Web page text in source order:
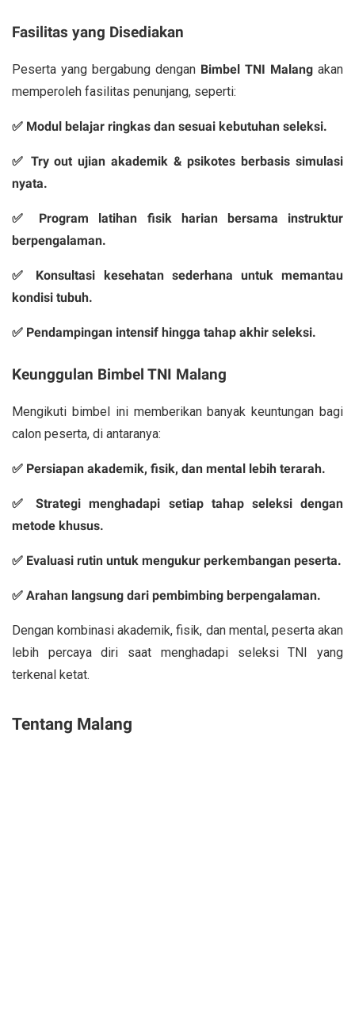
Fasilitas yang Disediakan
Peserta yang bergabung dengan Bimbel TNI Malang akan
memperoleh fasilitas penunjang, seperti:
✅ Modul belajar ringkas dan sesuai kebutuhan seleksi.
✅ Try out ujian akademik & psikotes berbasis simulasi
nyata.
✅ Program latihan fisik harian bersama instruktur
berpengalaman.
✅ Konsultasi kesehatan sederhana untuk memantau
kondisi tubuh.
✅ Pendampingan intensif hingga tahap akhir seleksi.
Keunggulan Bimbel TNI Malang
Mengikuti bimbel ini memberikan banyak keuntungan bagi
calon peserta, di antaranya:
✅ Persiapan akademik, fisik, dan mental lebih terarah.
✅ Strategi menghadapi setiap tahap seleksi dengan
metode khusus.
✅ Evaluasi rutin untuk mengukur perkembangan peserta.
✅ Arahan langsung dari pembimbing berpengalaman.
Dengan kombinasi akademik, fisik, dan mental, peserta akan
lebih percaya diri saat menghadapi seleksi TNI yang
terkenal ketat.
Tentang Malang